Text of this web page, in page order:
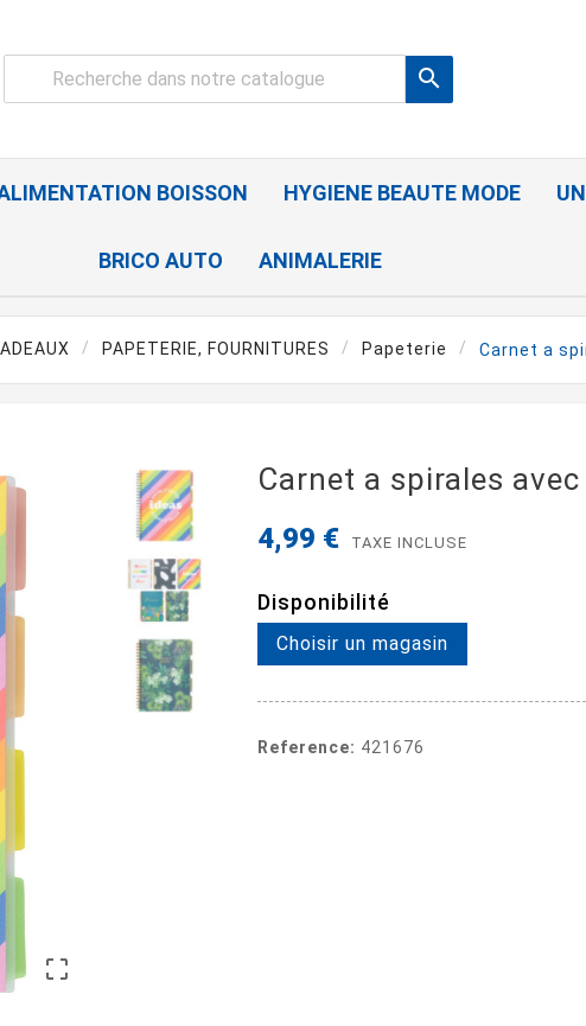

BOISSON HYGIENE BEAUTE MODE
BRICO AUTO ANIMALERIE
PAPETERIE, FOURNITURES Papeterie Carnet a

Carnet a spirales
4,99 € TAXE INCLUSE
Disponibilité
Choisir un magasin
Reference: 421676